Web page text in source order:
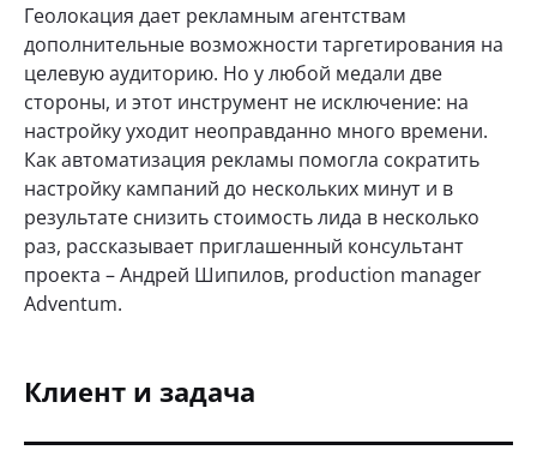
Геолокация дает рекламным агентствам
дополнительные возможности таргетирования на
целевую аудиторию. Но у любой медали две
стороны, и этот инструмент не исключение: на
настройку уходит неоправданно много времени.
Как автоматизация рекламы помогла сократить
настройку кампаний до нескольких минут и в
результате снизить стоимость лида в несколько
раз, рассказывает приглашенный консультант
проекта – Андрей Шипилов, production manager
Adventum.
Клиент и задача